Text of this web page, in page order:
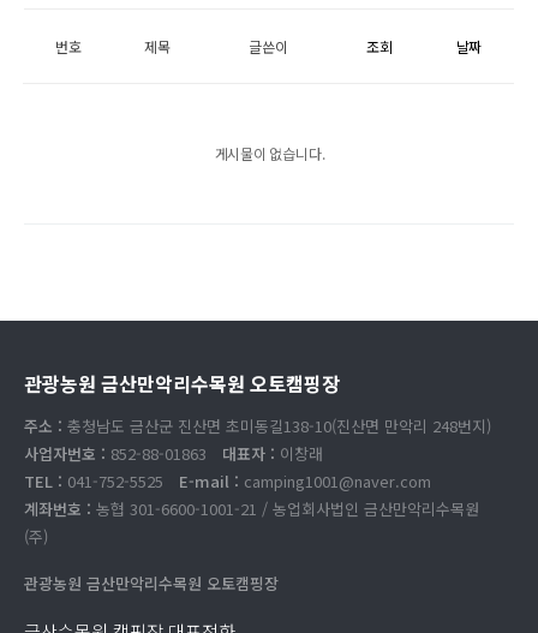
번호 제목 글쓴이 조회 날짜
게시물이 없습니다.
관광농원 금산만악리수목원 오토캠핑장
주소 : 충청남도 금산군 진산면 초미동길138-10(진산면 만악리 248번지)
사업자번호 : 852-88-01863 대표자 : 이창래
TEL : 041-752-5525 E-mail : camping1001@naver.com
계좌번호 : 농협 301-6600-1001-21 / 농업회사법인 금산만악리수목원
(주)
관광농원 금산만악리수목원 오토캠핑장